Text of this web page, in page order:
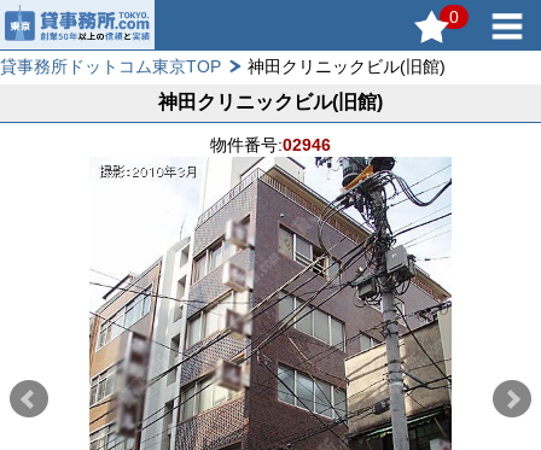
0
貸事務所ドットコム東京TOP 神田クリニックビル(旧館)
神田クリニックビル(旧館)
物件番号:02946